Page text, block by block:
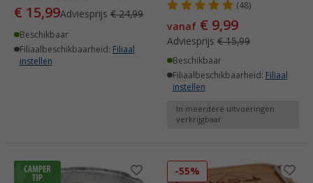
€ 15,99Adviesprijs € 24,99
Beschikbaar
Filiaalbeschikbaarheid: Filiaal
instellen
(48)
vanaf € 9,99
Adviesprijs € 15,99
Beschikbaar
Filiaalbeschikbaarheid: Filiaal
instellen
In meerdere uitvoeringen
verkrijgbaar
-55%